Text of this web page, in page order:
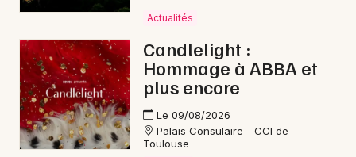
Choisir mes départements
Actualités
Candlelight :
Hommage à ABBA et
plus encore
Le 09/08/2026
Palais Consulaire - CCI de
Toulouse